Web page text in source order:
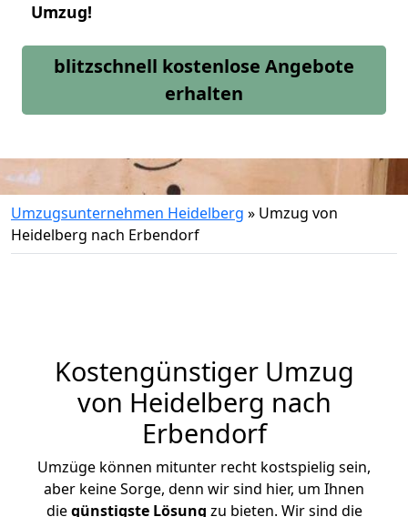
Umzug!
blitzschnell kostenlose Angebote
erhalten
Umzugsunternehmen Heidelberg » Umzug von
Heidelberg nach Erbendorf
Kostengünstiger Umzug
von Heidelberg nach
Erbendorf
Umzüge können mitunter recht kostspielig sein,
aber keine Sorge, denn wir sind hier, um Ihnen
diegünstigste Lösung zu bieten. Wir sind die